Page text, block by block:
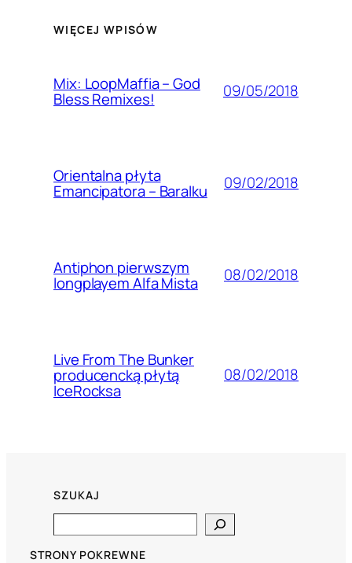
WIĘCEJ WPISÓW
Mix: LoopMaffia – God
Bless Remixes! 09/05/2018
Orientalna płyta
Emancipatora – Baralku 09/02/2018
Antiphon pierwszym
longplayem Alfa Mista 08/02/2018
Live From The Bunker
producencką płytą
IceRocksa
08/02/2018
SZUKAJ
STRONY POKREWNE